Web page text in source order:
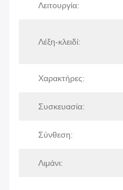
Λειτουργία:
Λέξη-κλειδί:
Χαρακτήρες:
Συσκευασία:
Σύνθεση:
Λιμάνι: